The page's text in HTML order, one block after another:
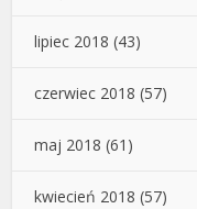
lipiec 2018 (43)
czerwiec 2018 (57)
maj 2018 (61)
kwiecień 2018 (57)